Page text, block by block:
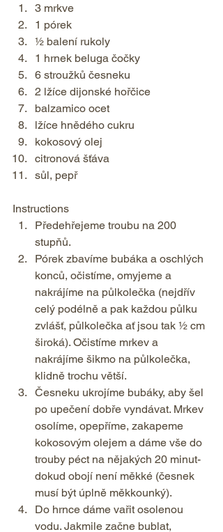
3 mrkve
1 pórek
½ balení rukoly
1 hrnek beluga čočky
6 stroužků česneku
2 lžíce dijonské hořčice
balzamico ocet
lžíce hnědého cukru
kokosový olej
citronová šťáva
sůl, pepř
Instructions
Předehřejeme troubu na 200
stupňů.
Pórek zbavíme bubáka a oschlých
konců, očistíme, omyjeme a
nakrájíme na půlkolečka (nejdřív
celý podélně a pak každou půlku
zvlášť, půlkolečka ať jsou tak ½ cm
široká). Očistíme mrkev a
nakrájíme šikmo na půlkolečka,
klidně trochu větší.
Česneku ukrojíme bubáky, aby šel
po upečení dobře vyndávat. Mrkev
osolíme, opepříme, zakapeme
kokosovým olejem a dáme vše do
trouby péct na nějakých 20 minut-
dokud obojí není měkké (česnek
musí být úplně měkkounký).
Do hrnce dáme vařit osolenou
vodu. Jakmile začne bublat,